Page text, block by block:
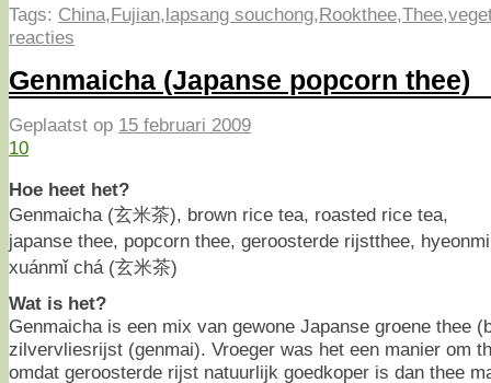
Tags: China,Fujian,lapsang souchong,Rookthee,Thee,
reacties
Genmaicha (Japanse popcorn thee)
Geplaatst op 15 februari 2009
10
Hoe heet het?
Genmaicha (玄米茶), brown rice tea, roasted rice tea,
japanse thee, popcorn thee, geroosterde rijstthee,
xuánmǐ chá (玄米茶)
Wat is het?
Genmaicha is een mix van gewone Japanse groene thee
zilvervliesrijst (genmai). Vroeger was het een manier om
omdat geroosterde rijst natuurlijk goedkoper is dan thee